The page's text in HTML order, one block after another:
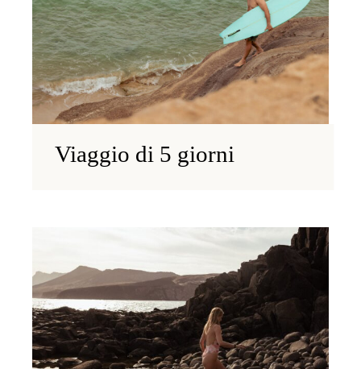
Viaggio di 5 giorni